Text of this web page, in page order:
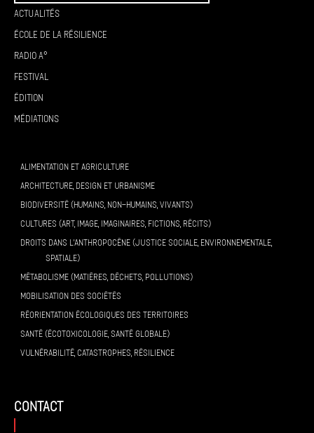
Actualités
École de la résilience
Radio A°
Festival
Édition
Médiations
ALIMENTATION ET AGRICULTURE
ARCHITECTURE, DESIGN ET URBANISME
BIODIVERSITÉ (HUMAINS, NON-HUMAINS, VIVANTS)
CULTURES (ART, IMAGE, IMAGINAIRES, FICTIONS, RÉCITS)
DROITS DANS L’ANTHROPOCÈNE (JUSTICE SOCIALE, ENVIRONNEMENTALE,
SPATIALE)
MÉTABOLISME (MATIÈRES, DÉCHETS, POLLUTIONS)
MOBILISATION DES SOCIÉTÉS
RÉORIENTATION ÉCOLOGIQUES DES TERRITOIRES
SANTÉ (ÉCOTOXICOLOGIE, SANTÉ GLOBALE)
VULNÉRABILITÉ, CATASTROPHES, RÉSILIENCE
contact